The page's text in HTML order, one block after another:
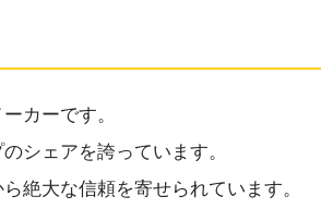
カーです。
シェアを誇っています。
絶大な信頼を寄せられています。